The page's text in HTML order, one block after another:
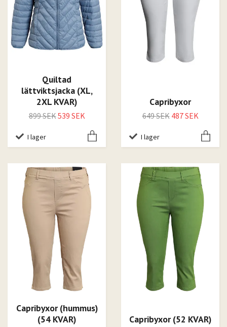
Quiltad
lättviktsjacka (XL,
2XL KVAR)
899 SEK539 SEK
I lager
Capribyxor
649 SEK 487 SEK
I lager
Capribyxor (hummus)
(54 KVAR)
Capribyxor (52 KVAR)